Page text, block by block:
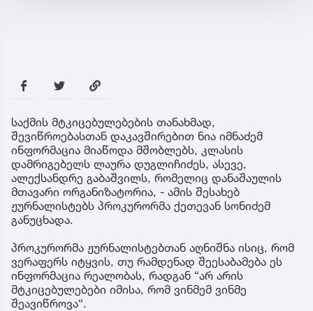
საქმის მტკიცებულებების თანახმად,
შევიწროებასთან დაკავშირებით ნია იმნაძემ
ინფორმაცია მიაწოდა მშობლებს, კლასის
დამრიგებელს ლაურა დუგლიჩიძეს, ასევე,
ალექსანდრე გაბაშვილს, რომელიც დანაშაულის
მთავარი ორგანიზატორია, - ამის შესახებ
ჟურნალისტებს პროკურორმა ქეთევან სონიძემ
განუცხადა.
პროკურორმა ჟურნალისტებთან აღნიშნა ისიც, რომ
ვერაფერს იტყვის, თუ რამდენად შეესაბამება ეს
ინფორმაცია რეალობას, რადგან “არ არის
მტკიცებულებები იმისა, რომ ვინმემ ვინმე
შეავიწროვა“.